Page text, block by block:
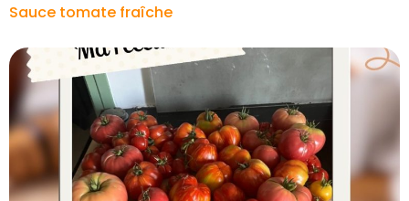
Sauce tomate fraîche